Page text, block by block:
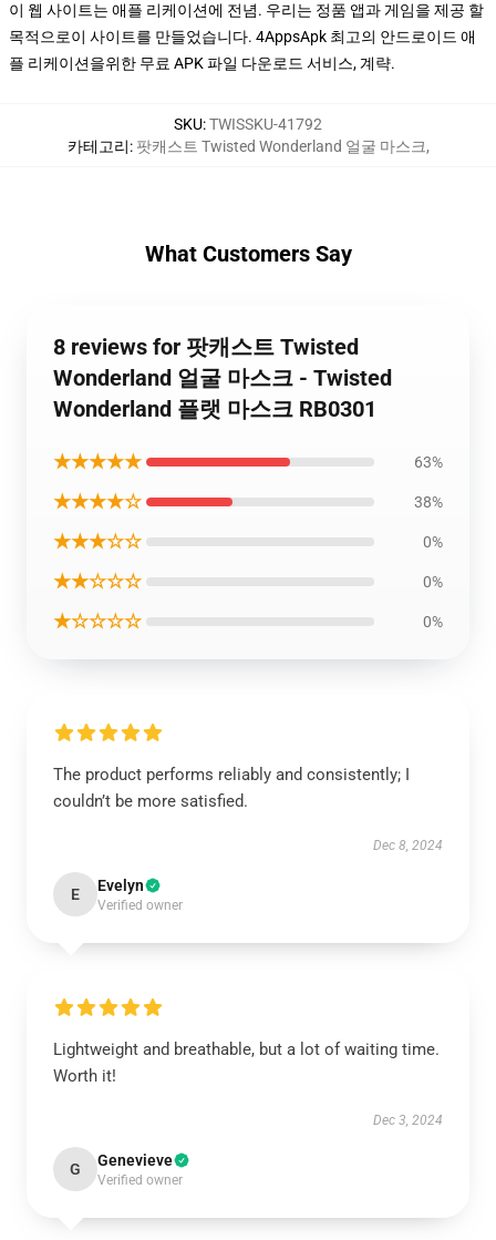
이 웹 사이트는 애플 리케이션에 전념. 우리는 정품 앱과 게임을 제공 할
목적으로이 사이트를 만들었습니다. 4AppsApk 최고의 안드로이드 애
플 리케이션을위한 무료 APK 파일 다운로드 서비스, 계략.
SKU:TWISSKU-41792
카테고리: 팟캐스트 Twisted Wonderland 얼굴 마스크,
What Customers Say
8 reviews for 팟캐스트 Twisted
Wonderland 얼굴 마스크 - Twisted
Wonderland 플랫 마스크 RB0301
★★★★★ 63%
★★★★☆ 38%
★★★☆☆ 0%
★★☆☆☆ 0%
★☆☆☆☆ 0%
The product performs reliably and consistently; I
couldn’t be more satisfied.
Dec 8, 2024
E Evelyn
Verified owner
Lightweight and breathable, but a lot of waiting time.
Worth it!
Dec 3, 2024
G Genevieve
Verified owner